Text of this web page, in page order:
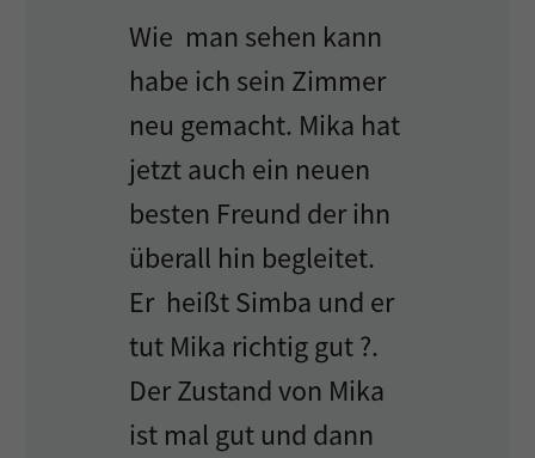
Wie man sehen kann
habe ich sein Zimmer
neu gemacht. Mika hat
jetzt auch ein neuen
besten Freund der ihn
überall hin begleitet.
Er heißt Simba und er
tut Mika richtig gut ?.
Der Zustand von Mika
ist mal gut und dann